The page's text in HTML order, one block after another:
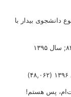
دانشجوی بیدار با
(۴۸,۰۶۲)